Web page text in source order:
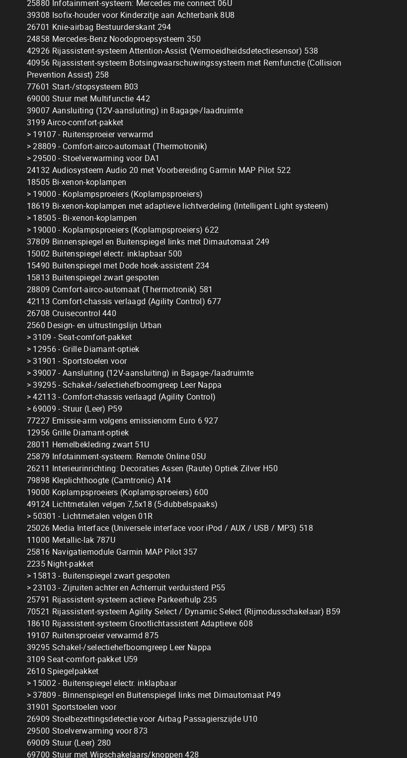
25880 Infotainment-systeem: Mercedes me connect 06U
39308 Isofix-houder voor Kinderzitje aan Achterbank 8U8
26701 Knie-airbag Bestuurderskant 294
24858 Mercedes-Benz Noodoproepsysteem 350
42926 Rijassistent-systeem Attention-Assist (Vermoeidheidsdetectiesensor) 538
40956 Rijassistent-systeem Botsingwaarschuwingssysteem met Remfunctie (Collision
Prevention Assist) 258
77601 Start-/stopsysteem B03
69000 Stuur met Multifunctie 442
39007 Aansluiting (12V-aansluiting) in Bagage-/laadruimte
3199 Airco-comfort-pakket
> 19107 - Ruitensproeier verwarmd
> 28809 - Comfort-airco-automaat (Thermotronik)
> 29500 - Stoelverwarming voor DA1
24132 Audiosysteem Audio 20 met Voorbereiding Garmin MAP Pilot 522
18505 Bi-xenon-koplampen
> 19000 - Koplampsproeiers (Koplampsproeiers)
18619 Bi-xenon-koplampen met adaptieve lichtverdeling (Intelligent Light systeem)
> 18505 - Bi-xenon-koplampen
> 19000 - Koplampsproeiers (Koplampsproeiers) 622
37809 Binnenspiegel en Buitenspiegel links met Dimautomaat 249
15002 Buitenspiegel electr. inklapbaar 500
15490 Buitenspiegel met Dode hoek-assistent 234
15813 Buitenspiegel zwart gespoten
28809 Comfort-airco-automaat (Thermotronik) 581
42113 Comfort-chassis verlaagd (Agility Control) 677
26708 Cruisecontrol 440
2560 Design- en uitrustingslijn Urban
> 3109 - Seat-comfort-pakket
> 12956 - Grille Diamant-optiek
> 31901 - Sportstoelen voor
> 39007 - Aansluiting (12V-aansluiting) in Bagage-/laadruimte
> 39295 - Schakel-/selectiehefboomgreep Leer Nappa
> 42113 - Comfort-chassis verlaagd (Agility Control)
> 69009 - Stuur (Leer) P59
77227 Emissie-arm volgens emissienorm Euro 6 927
12956 Grille Diamant-optiek
28011 Hemelbekleding zwart 51U
25879 Infotainment-systeem: Remote Online 05U
26211 Interieurinrichting: Decoraties Assen (Raute) Optiek Zilver H50
79898 Kleplichthoogte (Camtronic) A14
19000 Koplampsproeiers (Koplampsproeiers) 600
49124 Lichtmetalen velgen 7,5x18 (5-dubbelspaaks)
> 50301 - Lichtmetalen velgen 01R
25026 Media Interface (Universele interface voor iPod / AUX / USB / MP3) 518
11000 Metallic-lak 787U
25816 Navigatiemodule Garmin MAP Pilot 357
2235 Night-pakket
> 15813 - Buitenspiegel zwart gespoten
> 23103 - Zijruiten achter en Achterruit verduisterd P55
25791 Rijassistent-systeem actieve Parkeerhulp 235
70521 Rijassistent-systeem Agility Select / Dynamic Select (Rijmodusschakelaar) B59
18610 Rijassistent-systeem Grootlichtassistent Adaptieve 608
19107 Ruitensproeier verwarmd 875
39295 Schakel-/selectiehefboomgreep Leer Nappa
3109 Seat-comfort-pakket U59
2610 Spiegelpakket
> 15002 - Buitenspiegel electr. inklapbaar
> 37809 - Binnenspiegel en Buitenspiegel links met Dimautomaat P49
31901 Sportstoelen voor
26909 Stoelbezettingsdetectie voor Airbag Passagierszijde U10
29500 Stoelverwarming voor 873
69009 Stuur (Leer) 280
69700 Stuur met Wipschakelaars/knoppen 428